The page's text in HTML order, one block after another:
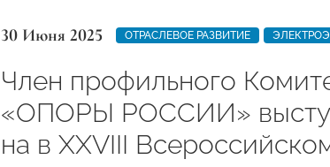
30 Июня 2025 ОТРАСЛЕВОЕ РАЗВИТИЕ
Член профильного
«ОПОРЫ РОССИИ»
на в XXVIII